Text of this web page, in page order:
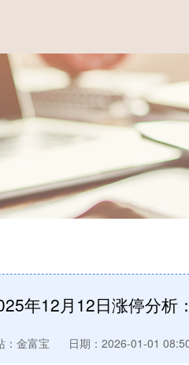
年12月12日涨停分析
：金富宝 日期：2026-01-01